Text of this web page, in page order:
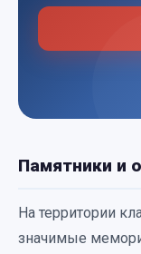
Памятники и
На территории
значимые